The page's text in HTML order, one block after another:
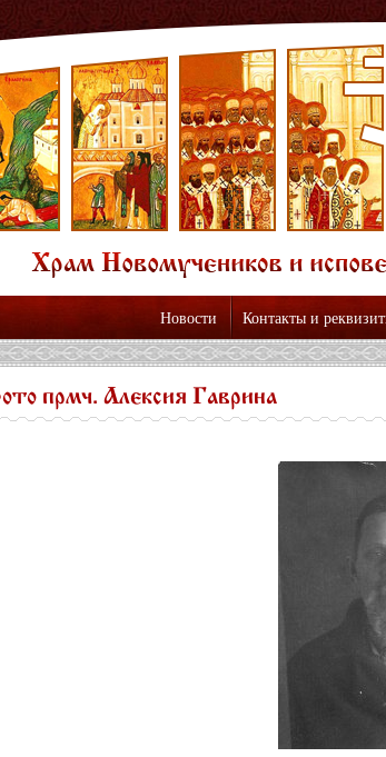
Новости Контакты и
прмч. Алексия Гаврина